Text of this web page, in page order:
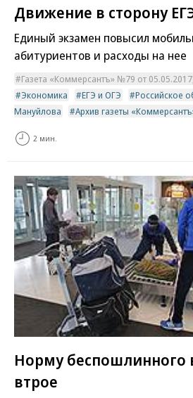
Движение в сторону
Единый экзамен повысил
абитуриентов и расходы на нее
Газета «Коммерсантъ» №79 от
Экономика
ЕГЭ и ОГЭ Российское
Мануйлова
Архив газеты
2 мин.
Норму беспошлинного
втрое